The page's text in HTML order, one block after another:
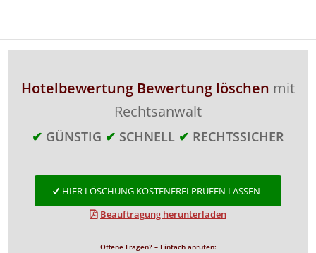
Hotelbewertung Bewertung löschen mit
Rechtsanwalt
✔ GÜNSTIG ✔ SCHNELL ✔ RECHTSSICHER
HIER LÖSCHUNG KOSTENFREI PRÜFEN LASSEN
Beauftragung herunterladen
Offene Fragen? – Einfach anrufen: